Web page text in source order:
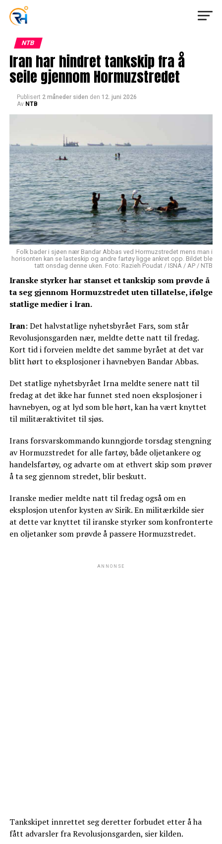
NTB
Iran har hindret tankskip fra å
seile gjennom Hormuzstredet
Publisert 2 måneder siden den 12. juni 2026
Av NTB
Folk bader i sjøen nær Bandar Abbas ved Hormuzstredet mens man i
horisonten kan se lasteskip og andre fartøy ligge ankret opp. Bildet ble
tatt onsdag denne uken. Foto: Razieh Poudat / ISNA / AP / NTB
Iranske styrker har stanset et tankskip som prøvde å
ta seg gjennom Hormuzstredet uten tillatelse, ifølge
statlige medier i Iran.
Iran: Det halvstatlige nyhetsbyrået Fars, som står
Revolusjonsgarden nær, meldte dette natt til fredag.
Kort tid i forveien meldte det samme byrået at det var
blitt hørt to eksplosjoner i havnebyen Bandar Abbas.
Det statlige nyhetsbyrået Irna meldte senere natt til
fredag at det ikke har funnet sted noen eksplosjoner i
havnebyen, og at lyd som ble hørt, kan ha vært knyttet
til militæraktivitet til sjøs.
Irans forsvarskommando kunngjorde torsdag stengning
av Hormuzstredet for alle fartøy, både oljetankere og
handelsfartøy, og advarte om at ethvert skip som prøver
å ta seg gjennom stredet, blir beskutt.
Iranske medier meldte natt til fredag også om en
eksplosjon utenfor kysten av Sirik. En militærkilde sier
at dette var knyttet til iranske styrker som konfronterte
en oljetanker som prøvde å passere Hormuzstredet.
ANNONSE
Tankskipet innrettet seg deretter forbudet etter å ha
fått advarsler fra Revolusjonsgarden, sier kilden.